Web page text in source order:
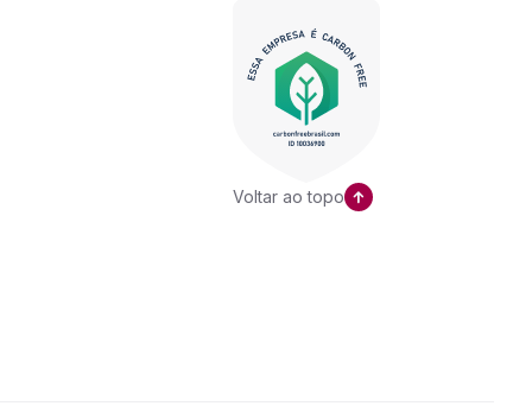
Voltar ao topo